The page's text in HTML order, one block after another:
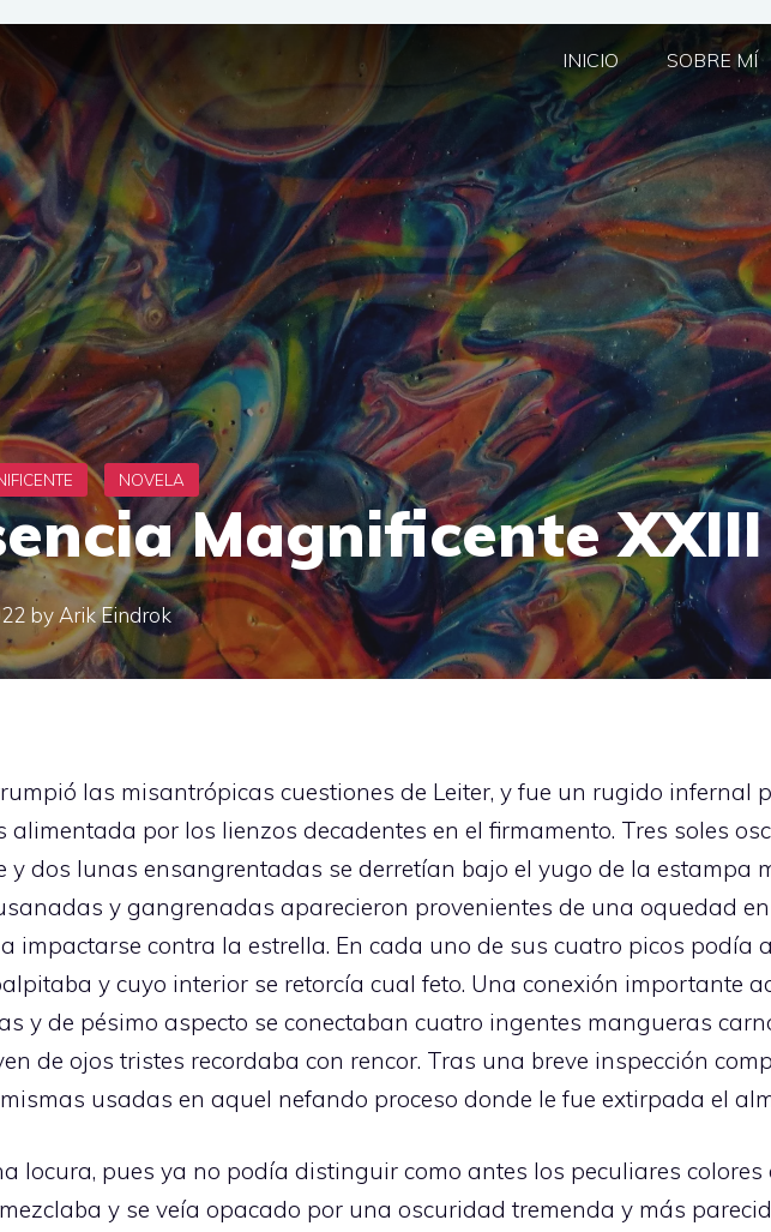
INICIO SOBRE MÍ
Magnificente XXIII
by Arik Eindrok
las misantrópicas cuestiones de Leiter, y fue un rugido infernal
alimentada por los lienzos decadentes en el firmamento. Tres soles
y dos lunas ensangrentadas se derretían bajo el yugo de la estampa
y gangrenadas aparecieron provenientes de una oquedad
impactarse contra la estrella. En cada uno de sus cuatro picos podía
y cuyo interior se retorcía cual feto. Una conexión importante
y de pésimo aspecto se conectaban cuatro ingentes mangueras
de ojos tristes recordaba con rencor. Tras una breve inspección
usadas en aquel nefando proceso donde le fue extirpada el
locura, pues ya no podía distinguir como antes los peculiares
y se veía opacado por una oscuridad tremenda y más